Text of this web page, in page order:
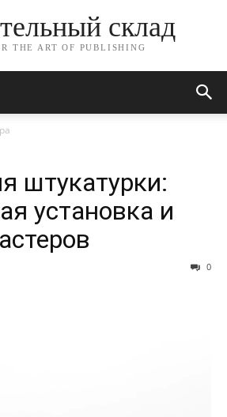
склад
THE ART OF PUBLISHING
штукатурки:
установка и
0